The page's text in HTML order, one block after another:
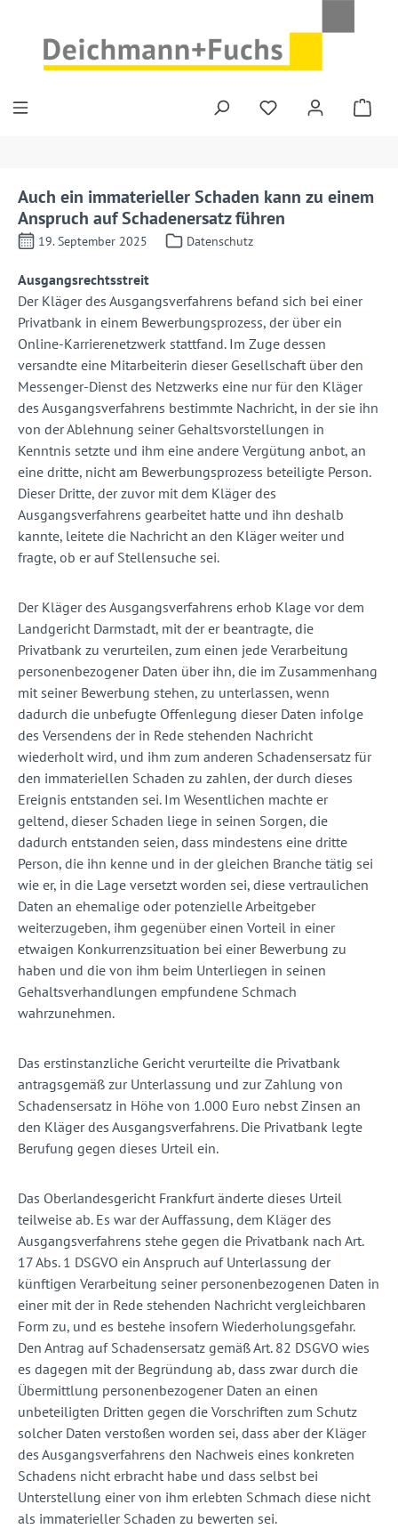
Auch ein immaterieller Schaden kann zu einem
Anspruch auf Schadenersatz führen
19. September 2025 Datenschutz
Ausgangsrechtsstreit
Der Kläger des Ausgangsverfahrens befand sich bei einer
Privatbank in einem Bewerbungsprozess, der über ein
Online-Karrierenetzwerk stattfand. Im Zuge dessen
versandte eine Mitarbeiterin dieser Gesellschaft über den
Messenger-Dienst des Netzwerks eine nur für den Kläger
des Ausgangsverfahrens bestimmte Nachricht, in der sie ihn
von der Ablehnung seiner Gehaltsvorstellungen in
Kenntnis setzte und ihm eine andere Vergütung anbot, an
eine dritte, nicht am Bewerbungsprozess beteiligte Person.
Dieser Dritte, der zuvor mit dem Kläger des
Ausgangsverfahrens gearbeitet hatte und ihn deshalb
kannte, leitete die Nachricht an den Kläger weiter und
fragte, ob er auf Stellensuche sei.
Der Kläger des Ausgangsverfahrens erhob Klage vor dem
Landgericht Darmstadt, mit der er beantragte, die
Privatbank zu verurteilen, zum einen jede Verarbeitung
personenbezogener Daten über ihn, die im Zusammenhang
mit seiner Bewerbung stehen, zu unterlassen, wenn
dadurch die unbefugte Offenlegung dieser Daten infolge
des Versendens der in Rede stehenden Nachricht
wiederholt wird, und ihm zum anderen Schadensersatz für
den immateriellen Schaden zu zahlen, der durch dieses
Ereignis entstanden sei. Im Wesentlichen machte er
geltend, dieser Schaden liege in seinen Sorgen, die
dadurch entstanden seien, dass mindestens eine dritte
Person, die ihn kenne und in der gleichen Branche tätig sei
wie er, in die Lage versetzt worden sei, diese vertraulichen
Daten an ehemalige oder potenzielle Arbeitgeber
weiterzugeben, ihm gegenüber einen Vorteil in einer
etwaigen Konkurrenzsituation bei einer Bewerbung zu
haben und die von ihm beim Unterliegen in seinen
Gehaltsverhandlungen empfundene Schmach
wahrzunehmen.
Das erstinstanzliche Gericht verurteilte die Privatbank
antragsgemäß zur Unterlassung und zur Zahlung von
Schadensersatz in Höhe von 1.000 Euro nebst Zinsen an
den Kläger des Ausgangsverfahrens. Die Privatbank legte
Berufung gegen dieses Urteil ein.
Das Oberlandesgericht Frankfurt änderte dieses Urteil
teilweise ab. Es war der Auffassung, dem Kläger des
Ausgangsverfahrens stehe gegen die Privatbank nach Art.
17 Abs. 1 DSGVO ein Anspruch auf Unterlassung der
künftigen Verarbeitung seiner personenbezogenen Daten in
einer mit der in Rede stehenden Nachricht vergleichbaren
Form zu, und es bestehe insofern Wiederholungsgefahr.
Den Antrag auf Schadensersatz gemäß Art. 82 DSGVO wies
es dagegen mit der Begründung ab, dass zwar durch die
Übermittlung personenbezogener Daten an einen
unbeteiligten Dritten gegen die Vorschriften zum Schutz
solcher Daten verstoßen worden sei, dass aber der Kläger
des Ausgangsverfahrens den Nachweis eines konkreten
Schadens nicht erbracht habe und dass selbst bei
Unterstellung einer von ihm erlebten Schmach diese nicht
als immaterieller Schaden zu bewerten sei.